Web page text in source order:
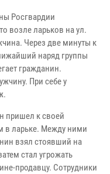
Росгвардии
возле ларьков на ул.
Через две минуты к
наряд группы
гражданин.
При себе у
пришел к своей
в ларьке. Между ними
взял стоявший на
стал угрожать
продавцу. Сотрудники